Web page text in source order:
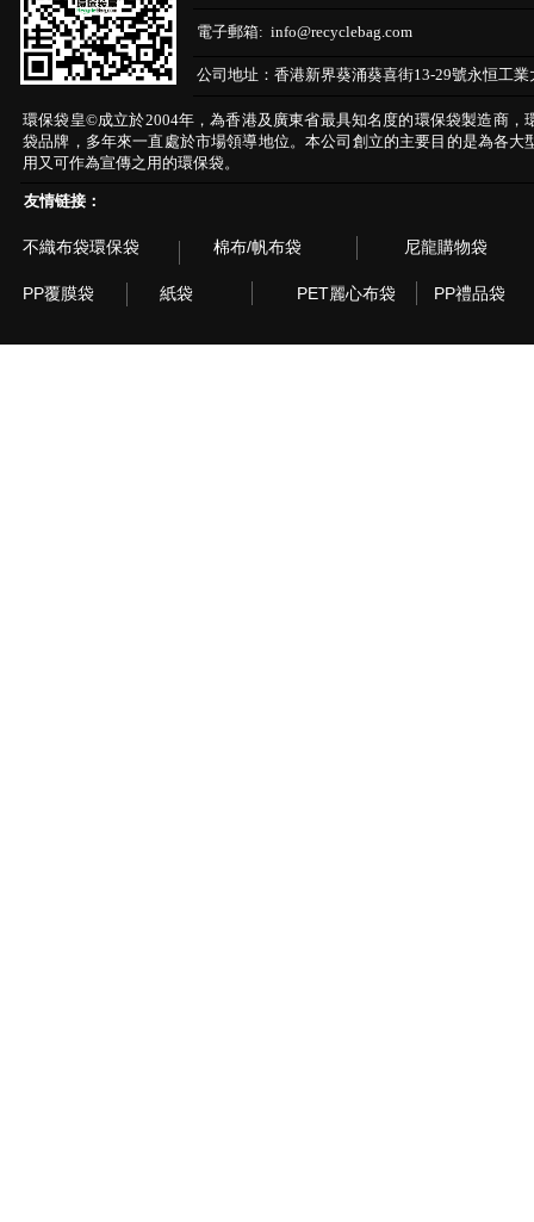
電子郵箱: info@recyclebag.com
公司地址： 香港新界葵涌葵喜街13-29號永恒工業
環保袋皇©成立於2004年，為香港及廣東省最具知名度的環保袋製造商
袋品牌，多年來一直處於市場領導地位。本公司創立的主要目的是為各大
用又可作為宣傳之用的環保袋。
友情链接：
不織布袋環保袋 棉布/帆布袋 尼龍購物袋
PP覆膜袋 紙袋 PET麗心布袋 PP禮品袋